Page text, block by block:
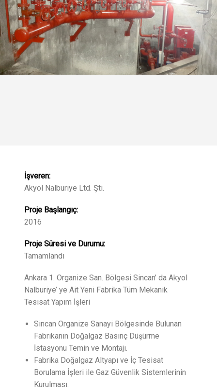
İşveren:
Akyol Nalburiye Ltd. Şti.
Proje Başlangıç:
2016
Proje Süresi ve Durumu:
Tamamlandı
Ankara 1. Organize San. Bölgesi Sincan’ da Akyol
Nalburiye’ ye Ait Yeni Fabrika Tüm Mekanik
Tesisat Yapım İşleri
Sincan Organize Sanayi Bölgesinde Bulunan
Fabrikanın Doğalgaz Basınç Düşürme
İstasyonu Temin ve Montajı.
Fabrika Doğalgaz Altyapı ve İç Tesisat
Borulama İşleri ile Gaz Güvenlik Sistemlerinin
Kurulması.